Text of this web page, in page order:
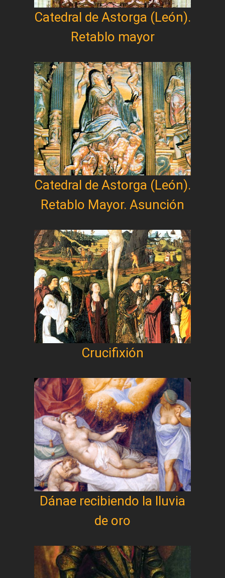
Catedral de Astorga (León).
Retablo mayor
Catedral de Astorga (León).
Retablo Mayor. Asunción
Crucifixión
Dánae recibiendo la lluvia
de oro